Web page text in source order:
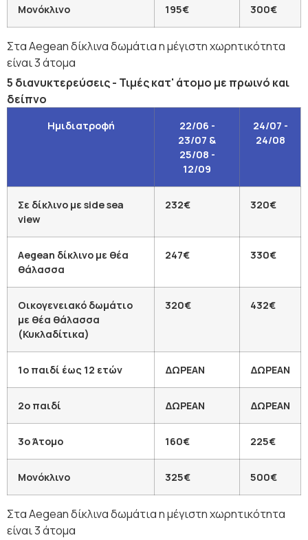
Μονόκλινο 195€ 300€
Στα Aegean δίκλινα δωμάτια η μέγιστη χωρητικότητα
είναι 3 άτομα
5 διανυκτερεύσεις - Τιμές κατ' άτομο με πρωινό και
δείπνο
Ημιδιατροφή
22/06 -
23/07 &
25/08 -
12/09
24/07 -
24/08
Σε δίκλινο με side sea
view
232€ 320€
Aegean δίκλινο με θέα
θάλασσα
247€ 330€
Οικογενειακό δωμάτιο
με θέα θάλασσα
(Κυκλαδίτικα)
320€ 432€
1ο παιδί έως 12 ετών ΔΩΡΕΑΝ ΔΩΡΕΑΝ
2ο παιδί ΔΩΡΕΑΝ ΔΩΡΕΑΝ
3ο Άτομο 160€ 225€
Μονόκλινο 325€ 500€
Στα Aegean δίκλινα δωμάτια η μέγιστη χωρητικότητα
είναι 3 άτομα